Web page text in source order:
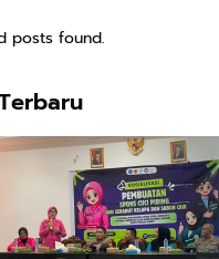
posts found.